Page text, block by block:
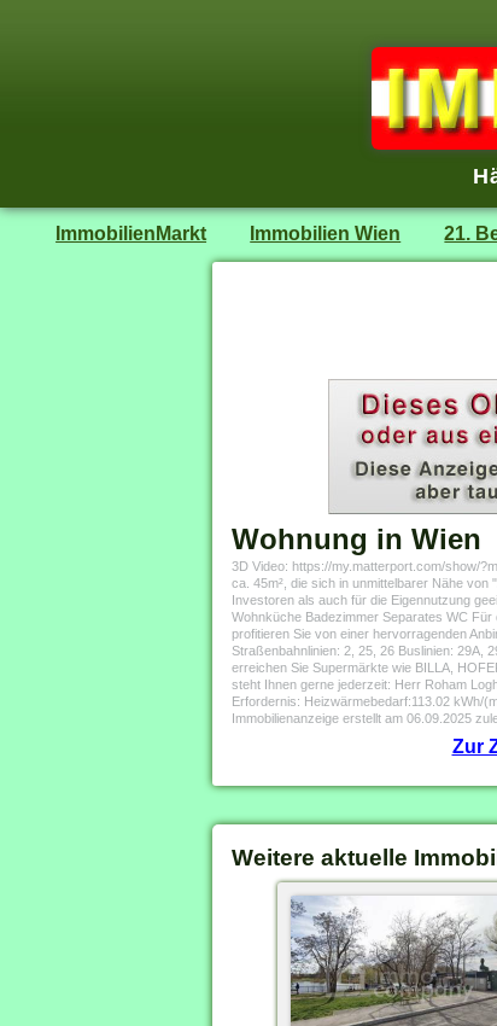
ImmobilienMarkt Immobilien Wien 21.
Wohnung in Wien
3D Video: https://my.matterport.com/show/
ca. 45m², die sich in unmittelbarer Nähe
Investoren als auch für die Eigennutzung
Wohnküche Badezimmer Separates WC
profitieren Sie von einer hervorragenden
Straßenbahnlinien: 2, 25, 26 Buslinien: 29A,
erreichen Sie Supermärkte wie BILLA,
steht Ihnen gerne jederzeit: Herr Roham
Erfordernis: Heizwärmebedarf:113.02 kWh/
Immobilienanzeige erstellt am 06.09.2025
Zur
Weitere aktuelle